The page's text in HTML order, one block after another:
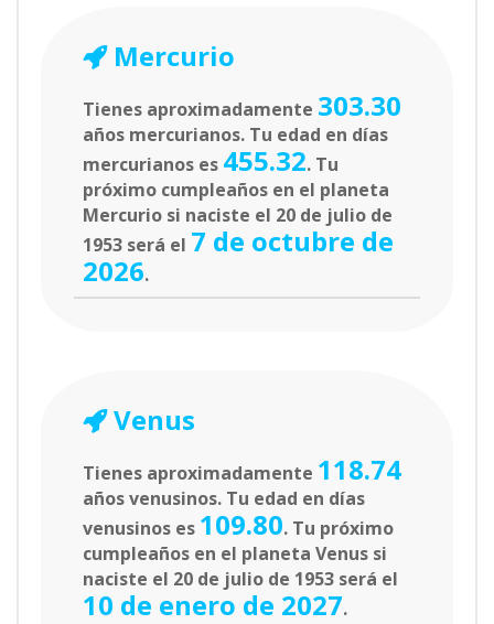
Mercurio
Tienes aproximadamente 303.30
años mercurianos. Tu edad en días
mercurianos es 455.32. Tu
próximo cumpleaños en el planeta
Mercurio si naciste el 20 de julio de
1953 será el 7 de octubre de
2026.
Venus
Tienes aproximadamente 118.74
años venusinos. Tu edad en días
venusinos es 109.80. Tu próximo
cumpleaños en el planeta Venus si
naciste el 20 de julio de 1953 será el
10 de enero de 2027.